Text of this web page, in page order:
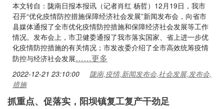
本文转自：陇南日报本报讯（记者肖红 杨哲）12月19日，我市
召开“优化疫情防控措施保障经济社会发展”新闻发布会，向省市
县媒体通报了全市优化疫情防控措施和保障经济社会发展等工作
情况。发布会上，市卫健委通报了我市落实国家、省上进一步优
化疫情防控措施的有关情况；市发改委介绍了全市高效统筹疫情
防控与经济社会发展……更多
2022-12-21 23:10:00
陇南,疫情,新闻发布会,社会发展,发布会,
措施
抓重点、促落实，阳坝镇复工复产干劲足